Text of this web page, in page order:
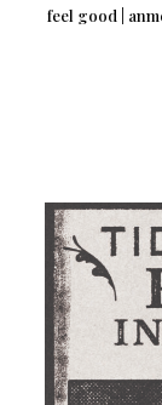
feel good |